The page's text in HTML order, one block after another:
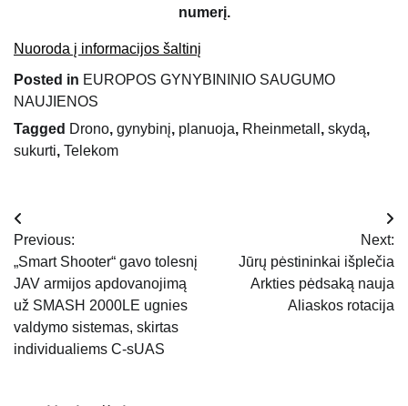
numerį.
Nuoroda į informacijos šaltinį
Posted in EUROPOS GYNYBININIO SAUGUMO
NAUJIENOS
Tagged Drono, gynybinį, planuoja, Rheinmetall , skydą,
sukurti, Telekom
Navigacija
tarp
įrašų
Previous:
„Smart Shooter“ gavo tolesnį
JAV armijos apdovanojimą
už SMASH 2000LE ugnies
valdymo sistemas, skirtas
individualiems C-sUAS
Next:
Jūrų pėstininkai išplečia
Arkties pėdsaką nauja
Aliaskos rotacija